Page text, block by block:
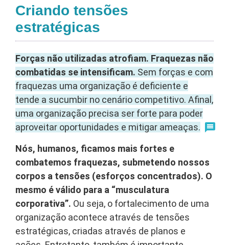
Criando tensões
estratégicas
Forças não utilizadas atrofiam. Fraquezas não
combatidas se intensificam. Sem forças e com
fraquezas uma organização é deficiente e
tende a sucumbir no cenário competitivo. Afinal,
uma organização precisa ser forte para poder
aproveitar oportunidades e mitigar ameaças.
Nós, humanos, ficamos mais fortes e
combatemos fraquezas, submetendo nossos
corpos a tensões (esforços concentrados). O
mesmo é válido para a “musculatura
corporativa”. Ou seja, o fortalecimento de uma
organização acontece através de tensões
estratégicas, criadas através de planos e